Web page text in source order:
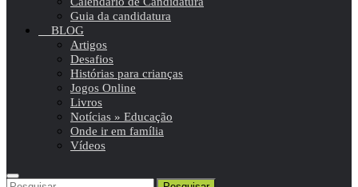
Guia da candidatura
BLOG
Artigos
Desafios
Histórias para crianças
Jogos Online
Livros
Notícias » Educação
Onde ir em família
Vídeos